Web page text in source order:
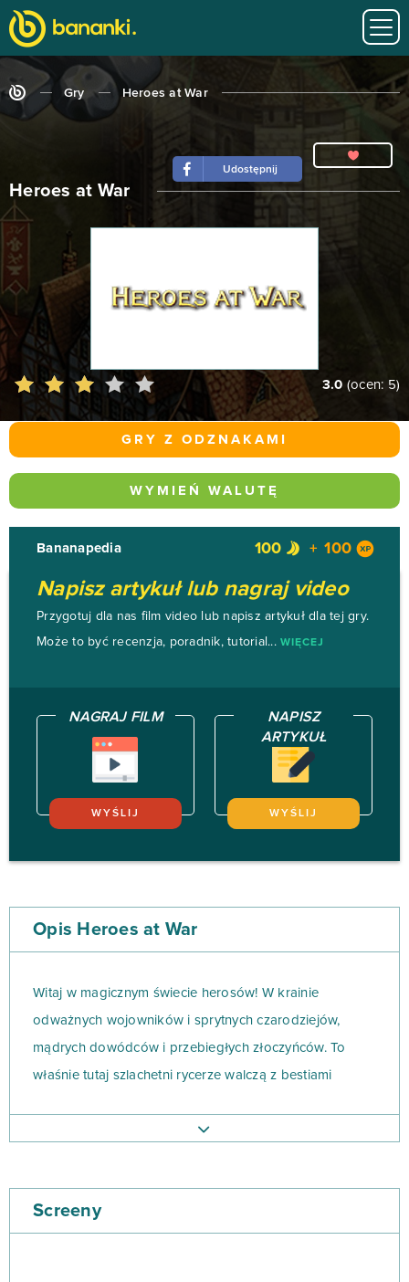
Gry Heroes at War
Udostępnij
Heroes at War
3.0 (ocen: 5)
GRY Z ODZNAKAMI
WYMIEŃ WALUTĘ
Bananapedia 100 100
Napisz artykuł lub nagraj video
Przygotuj dla nas film video lub napisz artykuł dla tej gry.
Może to być recenzja, poradnik, tutorial... WIĘCEJ
NAGRAJ FILM
WYŚLIJ
NAPISZ
ARTYKUŁ
WYŚLIJ
Opis Heroes at War
Witaj w magicznym świecie herosów! W krainie
odważnych wojowników i sprytnych czarodziejów,
mądrych dowódców i przebiegłych złoczyńców. To
właśnie tutaj szlachetni rycerze walczą z bestiami
pokolenia na pokolenie.Twoja armia spustoszy włości
wroga, aby podbić nowe nieznane krainy i udowodnić
Screeny